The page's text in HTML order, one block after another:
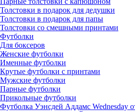
Толстовки в подарок для дедушки
Толстовки в подарок для папы
Толстовки со смешными принтами
Футболки
Для боксеров
Женские футболки
Именные футболки
Крутые футболки с принтами
Мужские футболки
Парные футболки
Прикольные футболки
Футболка Уэнсдей Аддамс Wednesday